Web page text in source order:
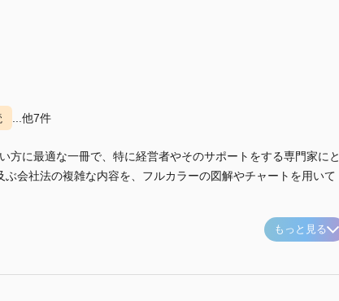
...他7件
方に最適な一冊で、特に経営者やそのサポートをする専門家にと
会社法の複雑な内容を、フルカラーの図解やチャートを用いて
もっと見る